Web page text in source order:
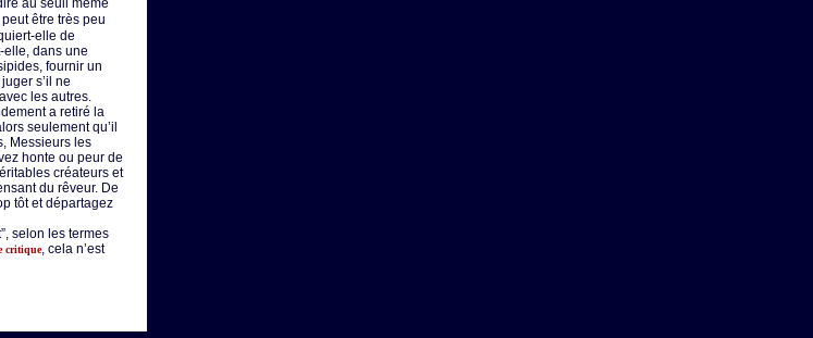
au seuil même
être très peu
elle de
elle, dans une
fournir un
s’il ne
les autres.
a retiré la
seulement qu’il
Messieurs les
honte ou peur de
créateurs et
du rêveur. De
tôt et départagez
selon les termes
critique, cela n’est